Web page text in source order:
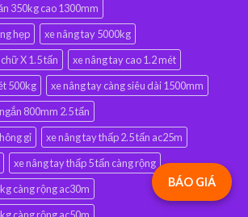
350kg cao 1300mm
hẹp
xe nâng tay 5000kg
X 1.5 tấn
xe nâng tay cao 1.2 mét
500kg
xe nâng tay càng siêu dài 1500mm
800mm 2.5 tấn
gỉ
xe nâng tay thấp 2.5 tấn ac25m
xe nâng tay thấp 5 tấn càng rộng
càng rộng ac30m
BÁO GIÁ